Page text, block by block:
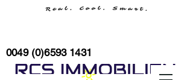
0049 (0)6593 1431